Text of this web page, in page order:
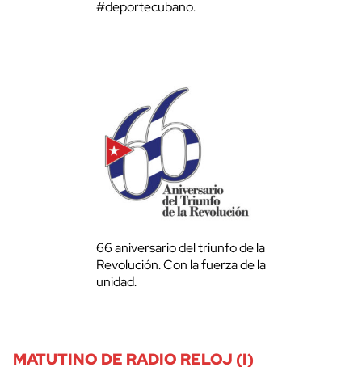
#deportecubano.
66 aniversario del triunfo de la
Revolución. Con la fuerza de la
unidad.
MATUTINO DE RADIO RELOJ (I)